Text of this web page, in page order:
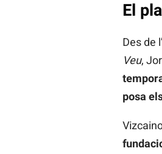
El
Des de
Veu,
posa